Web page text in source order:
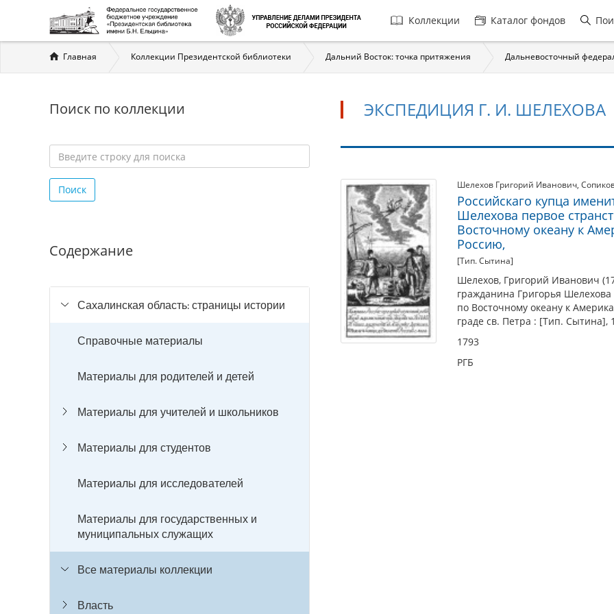
Главная
навигация
Коллекции Каталог фондов
Вы
здесь
Главная Коллекции Президентской библиотеки Дальний Восток: точка притяжения Дальневосточный
Поиск по коллекции
строку
для
Поиск
Содержание
Сахалинская область: страницы истории
Справочные материалы
Материалы для родителей и детей
Материалы для учителей и школьников
Материалы для студентов
Материалы для исследователей
Материалы для государственных и
муниципальных служащих
Все материалы коллекции
Власть
ЭКСПЕДИЦИЯ Г. И. ШЕЛЕХОВА
Экспедиция
Г.
И.
Шелехова
Шелехов Григорий Иванович,
Российскаго купца
Шелехова первое
Восточному океану к
Россию,
[Тип. Сытина]
Шелехов, Григорий Иванович
гражданина Григорья Шелехова
по Восточному океану к
граде св. Петра : [Тип. Сытина],
1793
РГБ